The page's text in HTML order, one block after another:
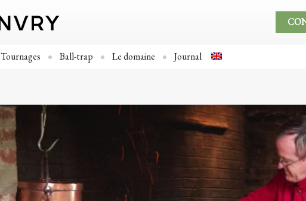
Tournages Ball-trap Le domaine Journal